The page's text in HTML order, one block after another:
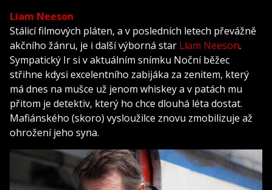
Liam Neeson
Stálicí filmových pláten, a v posledních letech převážně
akčního žánru, je i další výborná star Liam Neeson.
Sympatický Ir si v aktuálním snímku Noční běžec
střihne kdysi excelentního zabijáka za zenitem, který
má dnes na mušce už jenom whiskey a v patách mu
přitom je detektiv, který ho chce dlouhá léta dostat.
Mafiánského (skoro) vysloužilce znovu zmobilizuje až
ohrožení jeho syna.